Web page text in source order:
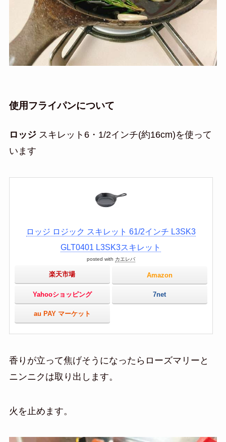
使用フライパンについて
ロッジスキレット6・1/2インチ(約16cm)を使って
います
ロッジ ロジック スキレット 61/2インチ L3SK3
GLT0401 L3SK3スキレット
posted with カエレバ
楽天市場 Amazon
Yahooショッピング 7net
au PAY マーケット
香りが立って焦げそうになったらローズマリーと
ニンニクは取り出します。
火を止めます。